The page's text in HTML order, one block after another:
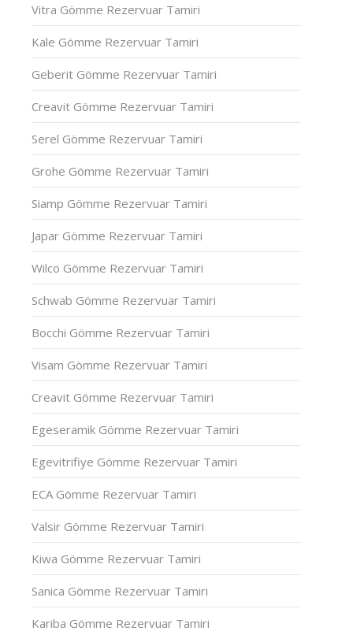
Vitra Gömme Rezervuar Tamiri
Kale Gömme Rezervuar Tamiri
Geberit Gömme Rezervuar Tamiri
Creavit Gömme Rezervuar Tamiri
Serel Gömme Rezervuar Tamiri
Grohe Gömme Rezervuar Tamiri
Siamp Gömme Rezervuar Tamiri
Japar Gömme Rezervuar Tamiri
Wilco Gömme Rezervuar Tamiri
Schwab Gömme Rezervuar Tamiri
Bocchi Gömme Rezervuar Tamiri
Visam Gömme Rezervuar Tamiri
Creavit Gömme Rezervuar Tamiri
Egeseramik Gömme Rezervuar Tamiri
Egevitrifiye Gömme Rezervuar Tamiri
ECA Gömme Rezervuar Tamiri
Valsir Gömme Rezervuar Tamiri
Kiwa Gömme Rezervuar Tamiri
Sanica Gömme Rezervuar Tamiri
Kariba Gömme Rezervuar Tamiri